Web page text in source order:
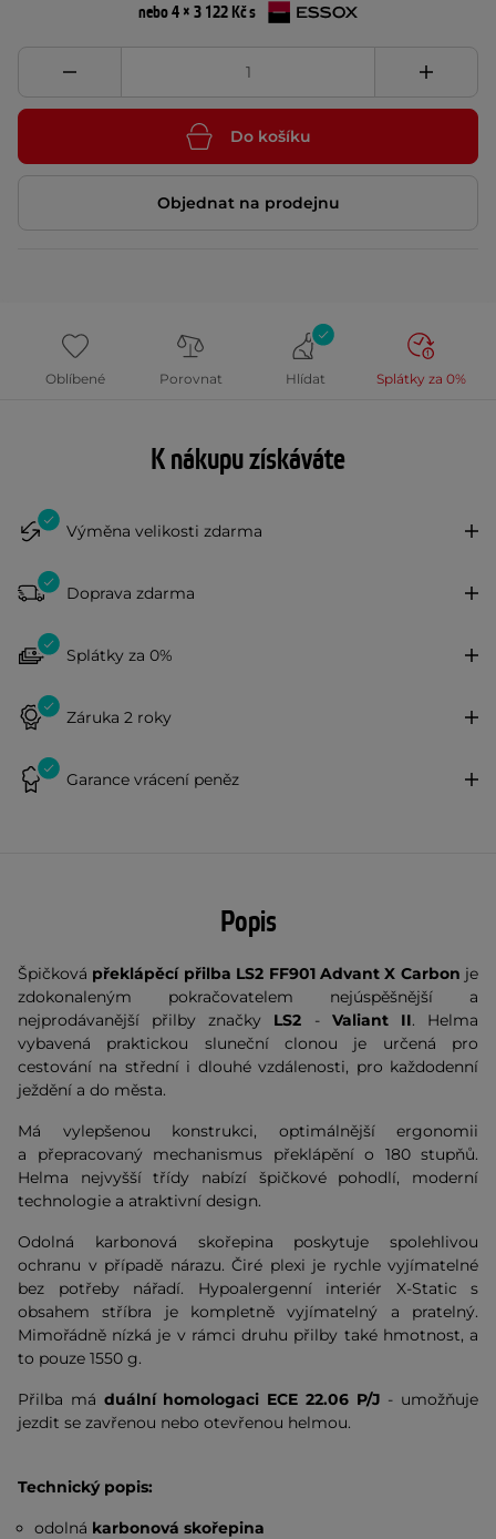
nebo 4 × 3 122 Kč s
Do košíku
Objednat na prodejnu
Oblíbené Porovnat Hlídat Splátky za 0%
K nákupu získáváte
Výměna velikosti zdarma
Doprava zdarma
Splátky za 0%
Záruka 2 roky
Garance vrácení peněz
Popis
Špičková překlápěcí přilba LS2 FF901 Advant X Carbon je
zdokonaleným pokračovatelem nejúspěšnější a
nejprodávanější přilby značky LS2 - Valiant II. Helma
vybavená praktickou sluneční clonou je určená pro
cestování na střední i dlouhé vzdálenosti, pro každodenní
ježdění a do města.
Má vylepšenou konstrukci, optimálnější ergonomii
a přepracovaný mechanismus překlápění o 180 stupňů.
Helma nejvyšší třídy nabízí špičkové pohodlí, moderní
technologie a atraktivní design.
Odolná karbonová skořepina poskytuje spolehlivou
ochranu v případě nárazu. Čiré plexi je rychle vyjímatelné
bez potřeby nářadí. Hypoalergenní interiér X-Static s
obsahem stříbra je kompletně vyjímatelný a pratelný.
Mimořádně nízká je v rámci druhu přilby také hmotnost, a
to pouze 1550 g.
Přilba má duální homologaci ECE 22.06 P/J - umožňuje
jezdit se zavřenou nebo otevřenou helmou.
Technický popis:
odolná karbonová skořepina